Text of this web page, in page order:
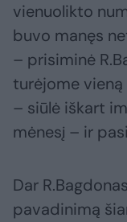
vienuolikto
buvo manęs
– prisiminė
turėjome
– siūlė iškart
mėnesį – ir
Dar
pavadinimą